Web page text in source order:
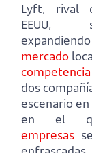
Lyft, rival
EEUU,
mercado
competencia
dos
escenario
en el
empresas